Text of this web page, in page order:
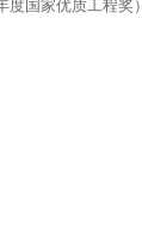
国家优质工程奖）